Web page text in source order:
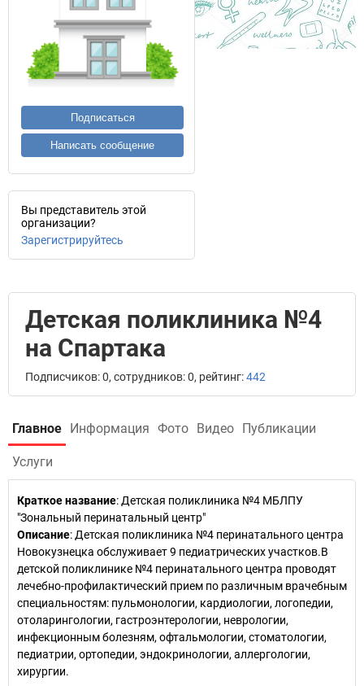
Подписаться
Написать сообщение
Вы представитель этой
организации?
Зарегистрируйтесь
Детская поликлиника №4
на Спартака
Подписчиков: 0, сотрудников: 0, рейтинг:442
Главное Информация Фото Видео Публикации
Услуги
Краткое название: Детская поликлиника №4 МБЛПУ
"Зональный перинатальный центр"
Описание: Детская поликлиника №4 перинатального центра
Новокузнецка обслуживает 9 педиатрических участков.В
детской поликлинике №4 перинатального центра проводят
лечебно-профилактический прием по различным врачебным
специальностям: пульмонологии, кардиологии, логопедии,
отоларингологии, гастроэнтерологии, неврологии,
инфекционным болезням, офтальмологии, стоматологии,
педиатрии, ортопедии, эндокринологии, аллергологии,
хирургии.